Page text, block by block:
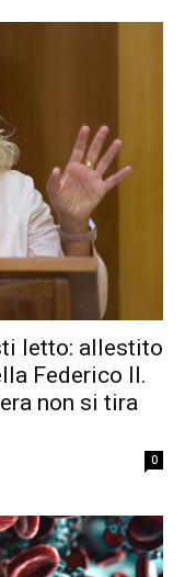
letto: allestito
Federico II.
non si tira
0